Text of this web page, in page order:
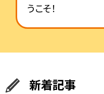
うこそ！
新着記事